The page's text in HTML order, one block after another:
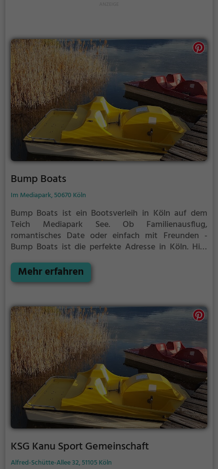
Bump Boats
Im Mediapark, 50670 Köln
Bump Boats ist ein Bootsverleih in Köln auf dem
Teich Mediapark See. Ob Familienausflug,
romantisches Date oder einfach mit Freunden -
Bump Boats ist die perfekte Adresse in Köln. Hier
Sportbegeisterte und echte Wasserratten auf ihre
Kosten.
Mehr erfahren
KSG Kanu Sport Gemeinschaft
Alfred-Schütte-Allee 32, 51105 Köln